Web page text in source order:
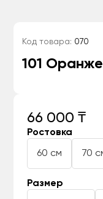
Код товара: 070
101
66 000 ₸
Ростовка
60 см 70
Размер